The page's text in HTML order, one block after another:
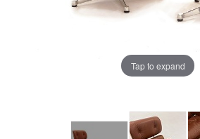
Tap to expand